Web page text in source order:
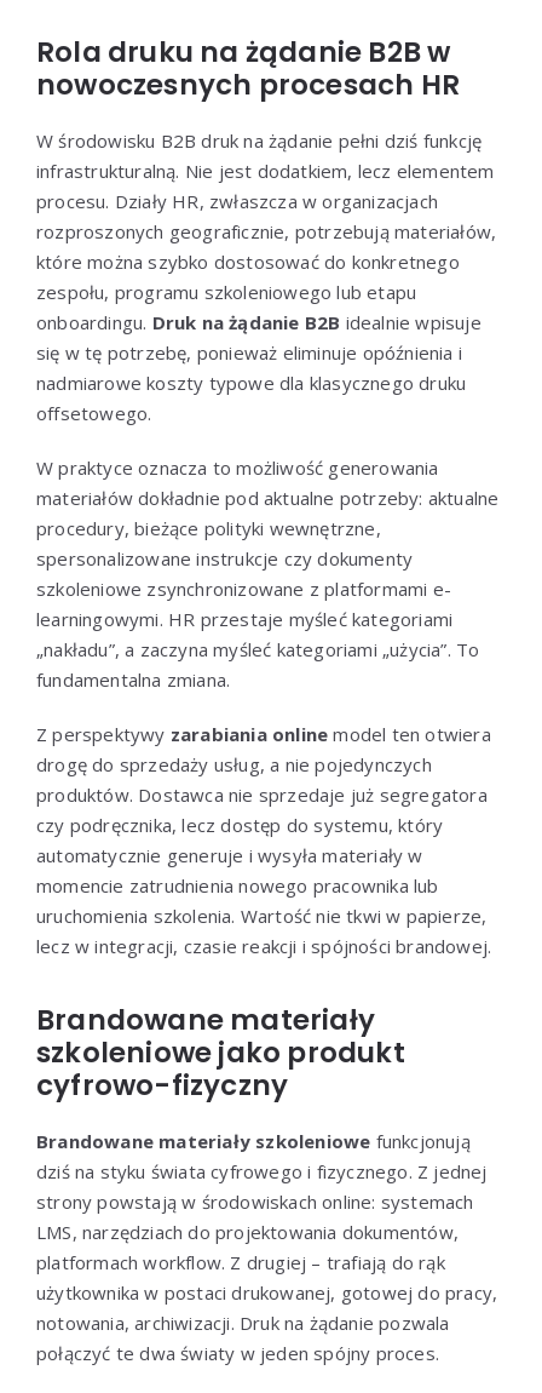
Rola druku na żądanie B2B w
nowoczesnych procesach HR
W środowisku B2B druk na żądanie pełni dziś funkcję
infrastrukturalną. Nie jest dodatkiem, lecz elementem
procesu. Działy HR, zwłaszcza w organizacjach
rozproszonych geograficznie, potrzebują materiałów,
które można szybko dostosować do konkretnego
zespołu, programu szkoleniowego lub etapu
onboardingu. Druk na żądanie B2B idealnie wpisuje
się w tę potrzebę, ponieważ eliminuje opóźnienia i
nadmiarowe koszty typowe dla klasycznego druku
offsetowego.
W praktyce oznacza to możliwość generowania
materiałów dokładnie pod aktualne potrzeby: aktualne
procedury, bieżące polityki wewnętrzne,
spersonalizowane instrukcje czy dokumenty
szkoleniowe zsynchronizowane z platformami e-
learningowymi. HR przestaje myśleć kategoriami
„nakładu”, a zaczyna myśleć kategoriami „użycia”. To
fundamentalna zmiana.
Z perspektywy zarabiania online model ten otwiera
drogę do sprzedaży usług, a nie pojedynczych
produktów. Dostawca nie sprzedaje już segregatora
czy podręcznika, lecz dostęp do systemu, który
automatycznie generuje i wysyła materiały w
momencie zatrudnienia nowego pracownika lub
uruchomienia szkolenia. Wartość nie tkwi w papierze,
lecz w integracji, czasie reakcji i spójności brandowej.
Brandowane materiały
szkoleniowe jako produkt
cyfrowo-fizyczny
Brandowane materiały szkoleniowe funkcjonują
dziś na styku świata cyfrowego i fizycznego. Z jednej
strony powstają w środowiskach online: systemach
LMS, narzędziach do projektowania dokumentów,
platformach workflow. Z drugiej – trafiają do rąk
użytkownika w postaci drukowanej, gotowej do pracy,
notowania, archiwizacji. Druk na żądanie pozwala
połączyć te dwa światy w jeden spójny proces.